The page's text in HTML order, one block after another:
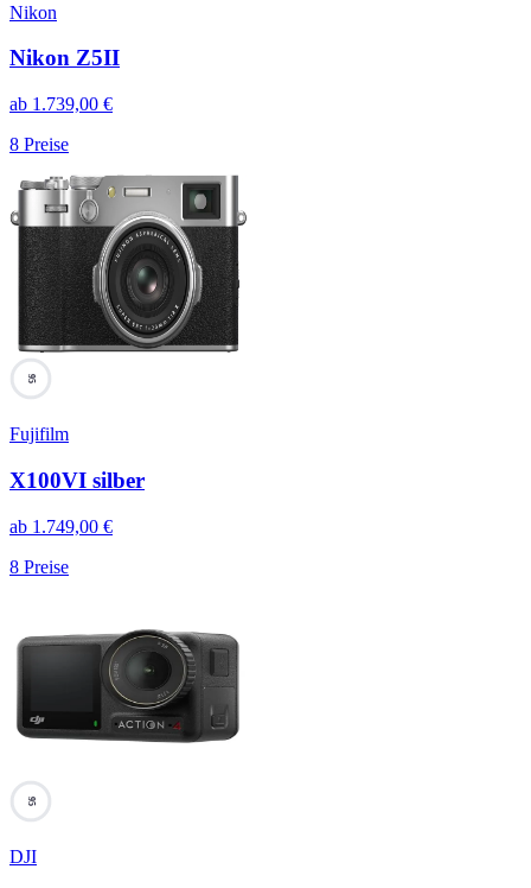
Nikon
Nikon Z5II
ab 1.739,00 €
8 Preise
95
Fujifilm
X100VI silber
ab 1.749,00 €
8 Preise
95
DJI